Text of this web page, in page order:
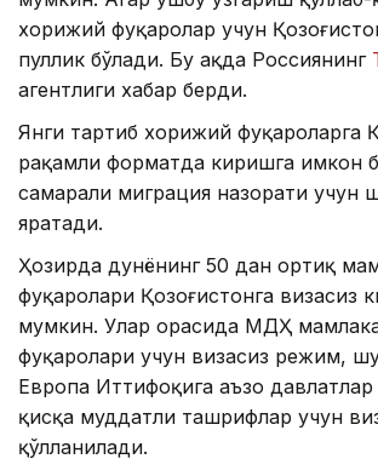
хорижий фуқаролар учун
пуллик бўлади. Бу ҳақда Россиянинг
агентлиги хабар берди.
Янги тартиб хорижий фуқароларга
рақамли форматда киришга имкон
самарали миграция назорати учун
яратади.
Ҳозирда дунёнинг 50 дан ортиқ
фуқаролари Қозоғистонга визасиз
мумкин. Улар орасида МДҲ
фуқаролари учун визасиз режим,
Европа Иттифоқига аъзо
қисқа муддатли ташрифлар учун
қўлланилади.